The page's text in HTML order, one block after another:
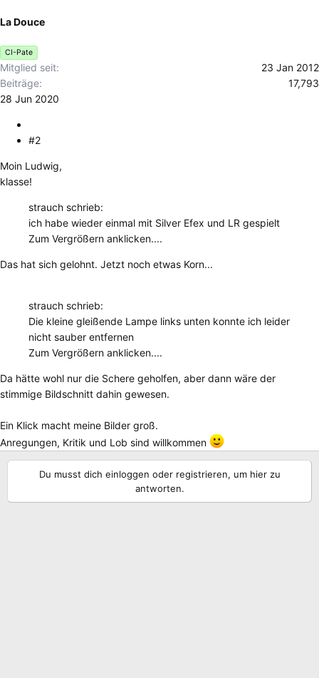
n
n
:
La Douce
CI-Pate
Mitglied seit
23 Jan 2012
Beiträge
17,793
28 Jun 2020
#2
Moin Ludwig,
klasse!
strauch schrieb:
ich habe wieder einmal mit Silver Efex und LR gespielt
Zum Vergrößern anklicken....
Das hat sich gelohnt. Jetzt noch etwas Korn...
strauch schrieb:
Die kleine gleißende Lampe links unten konnte ich leider
nicht sauber entfernen
Zum Vergrößern anklicken....
Da hätte wohl nur die Schere geholfen, aber dann wäre der
stimmige Bildschnitt dahin gewesen.
Ein Klick macht meine Bilder groß.
Anregungen, Kritik und Lob sind willkommen
Du musst dich einloggen oder registrieren, um hier zu
antworten.